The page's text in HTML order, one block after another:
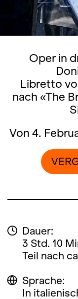
Oper in
Libretto
nach «The
Von 4.
Dauer:
3 Std. 10
Teil nach
Sprache:
In